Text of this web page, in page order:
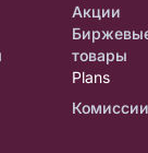
Акции
товары
Plans
Комиссии